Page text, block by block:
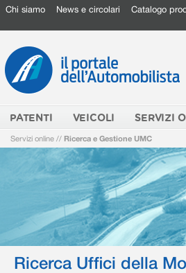
Chi siamo News e circolari Catalogo
PATENTI VEICOLI SERVIZI
Servizi online // Ricerca e Gestione UMC
Ricerca Uffici della